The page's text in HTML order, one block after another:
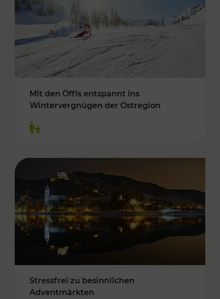
Mit den Öffis entspannt ins
Wintervergnügen der Ostregion
Stressfrei zu besinnlichen
Adventmärkten